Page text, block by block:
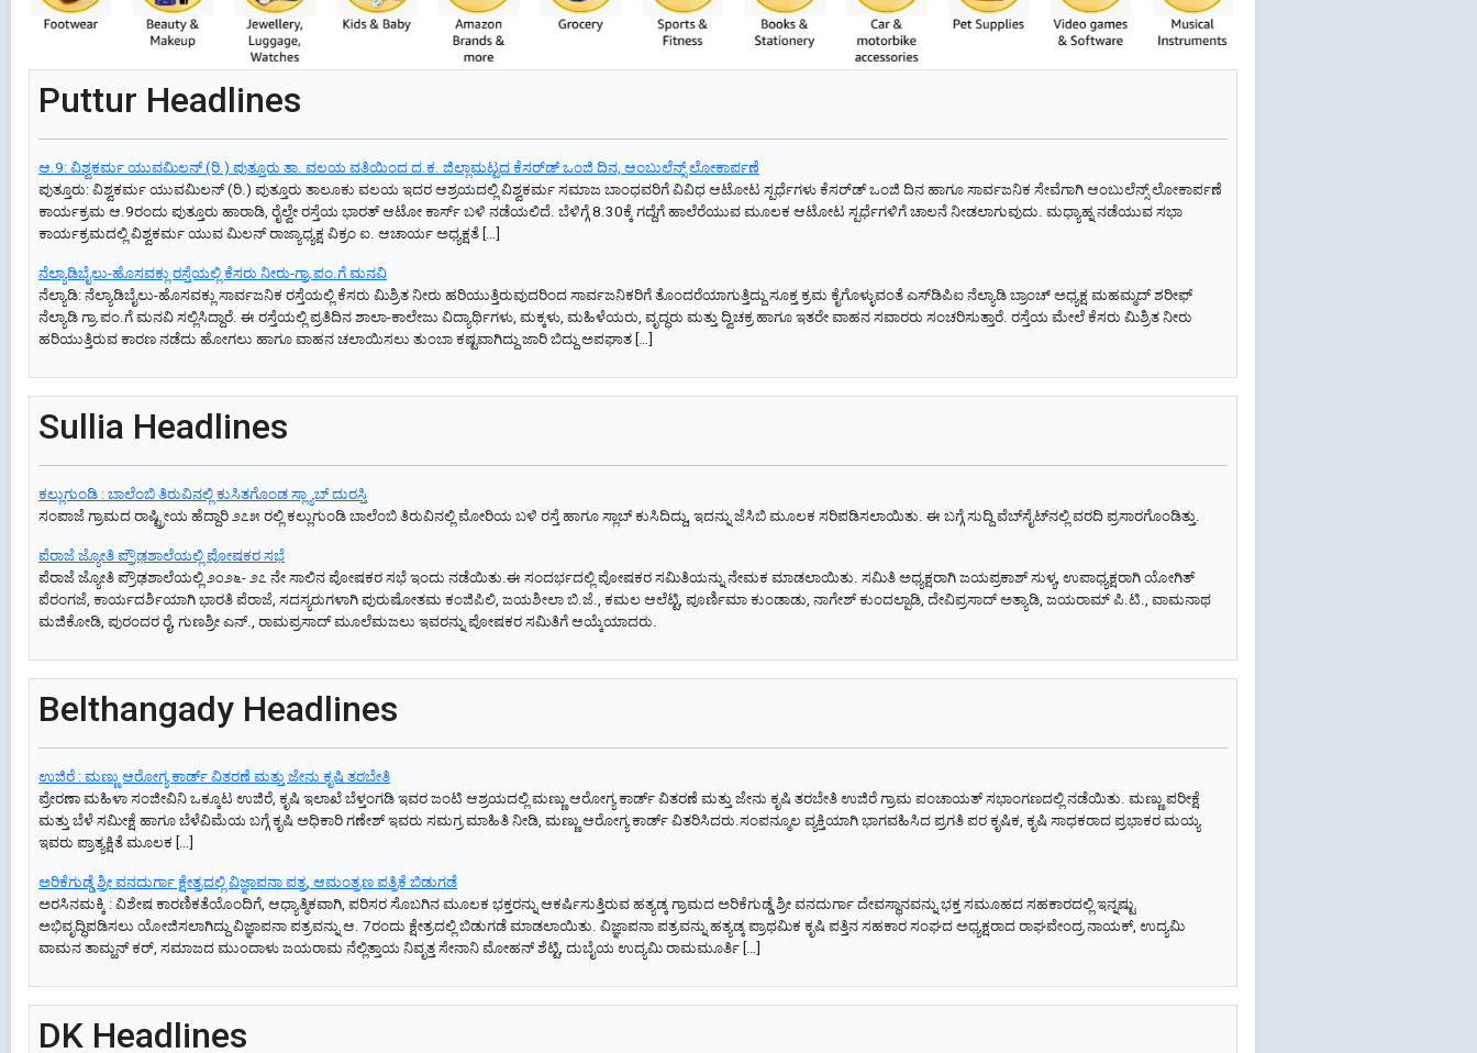
Puttur Headlines
ಆ.9: ವಿಶ್ವಕರ್ಮ ಯುವಮಿಲನ್‌ (ರಿ.) ಪುತ್ತೂರು ತಾ. ವಲಯ ವತಿಯಿಂದ ದ.ಕ. ಜಿಲ್ಲಾಮಟ್ಟದ ಕೆಸರ್‌ಡ್‌ ಒಂಜಿ ದಿನ, ಆಂಬುಲೆನ್ಸ್‌ ಲೋಕಾರ್ಪಣೆ
ಪುತ್ತೂರು: ವಿಶ್ವಕರ್ಮ ಯುವಮಿಲನ್‌ (ರಿ.) ಪುತ್ತೂರು ತಾಲೂಕು ವಲಯ ಇದರ ಆಶ್ರಯದಲ್ಲಿ ವಿಶ್ವಕರ್ಮ ಸಮಾಜ ಬಾಂಧವರಿಗೆ ವಿವಿಧ ಆಟೋಟ ಸ್ಪರ್ಧೆಗಳು ಕೆಸರ್‌ಡ್‌ ಒಂಜಿ ದಿನ ಹಾಗೂ ಸಾರ್ವಜನಿಕ ಸೇವೆಗಾಗಿ ಆಂಬುಲೆನ್ಸ್‌ ಲೋಕಾರ್ಪಣೆ
ಕಾರ್ಯಕ್ರಮ ಆ.9ರಂದು ಪುತ್ತೂರು ಹಾರಾಡಿ, ರೈಲ್ವೇ ರಸ್ತೆಯ ಭಾರತ್‌ ಆಟೋ ಕಾರ್ಸ್‌ ಬಳಿ ನಡೆಯಲಿದೆ. ಬೆಳಿಗ್ಗೆ 8.30ಕ್ಕೆ ಗದ್ದೆಗೆ ಹಾಲೆರೆಯುವ ಮೂಲಕ ಆಟೋಟ ಸ್ಪರ್ಧೆಗಳಿಗೆ ಚಾಲನೆ ನೀಡಲಾಗುವುದು. ಮಧ್ಯಾಹ್ನ ನಡೆಯುವ ಸಭಾ
ಕಾರ್ಯಕ್ರಮದಲ್ಲಿ ವಿಶ್ವಕರ್ಮ ಯುವ ಮಿಲನ್‌ ರಾಜ್ಯಾಧ್ಯಕ್ಷ ವಿಕ್ರಂ ಐ. ಆಚಾರ್ಯ ಅಧ್ಯಕ್ಷತೆ […]
ನೆಲ್ಯಾಡಿಬೈಲು-ಹೊಸವಕ್ಲು ರಸ್ತೆಯಲ್ಲಿ ಕೆಸರು ನೀರು-ಗ್ರಾ.ಪಂ.ಗೆ ಮನವಿ
ನೆಲ್ಯಾಡಿ: ನೆಲ್ಯಾಡಿಬೈಲು-ಹೊಸವಕ್ಲು ಸಾರ್ವಜನಿಕ ರಸ್ತೆಯಲ್ಲಿ ಕೆಸರು ಮಿಶ್ರಿತ ನೀರು ಹರಿಯುತ್ತಿರುವುದರಿಂದ ಸಾರ್ವಜನಿಕರಿಗೆ ತೊಂದರೆಯಾಗುತ್ತಿದ್ದು ಸೂಕ್ತ ಕ್ರಮ ಕೈಗೊಳ್ಳುವಂತೆ ಎಸ್‌ಡಿಪಿಐ ನೆಲ್ಯಾಡಿ ಬ್ರಾಂಚ್ ಅಧ್ಯಕ್ಷ ಮಹಮ್ಮದ್ ಶರೀಫ್
ನೆಲ್ಯಾಡಿ ಗ್ರಾ.ಪಂ.ಗೆ ಮನವಿ ಸಲ್ಲಿಸಿದ್ದಾರೆ. ಈ ರಸ್ತೆಯಲ್ಲಿ ಪ್ರತಿದಿನ ಶಾಲಾ-ಕಾಲೇಜು ವಿದ್ಯಾರ್ಥಿಗಳು, ಮಕ್ಕಳು, ಮಹಿಳೆಯರು, ವೃದ್ಧರು ಮತ್ತು ದ್ವಿಚಕ್ರ ಹಾಗೂ ಇತರೇ ವಾಹನ ಸವಾರರು ಸಂಚರಿಸುತ್ತಾರೆ. ರಸ್ತೆಯ ಮೇಲೆ ಕೆಸರು ಮಿಶ್ರಿತ ನೀರು
ಹರಿಯುತ್ತಿರುವ ಕಾರಣ ನಡೆದು ಹೋಗಲು ಹಾಗೂ ವಾಹನ ಚಲಾಯಿಸಲು ತುಂಬಾ ಕಷ್ಟವಾಗಿದ್ದು ಜಾರಿ ಬಿದ್ದು ಅಪಘಾತ […]
Sullia Headlines
ಕಲ್ಲುಗುಂಡಿ : ಬಾಲೆಂಬಿ ತಿರುವಿನಲ್ಲಿ ಕುಸಿತಗೊಂಡ ಸ್ಲ್ಯಾಬ್ ದುರಸ್ತಿ
ಸಂಪಾಜೆ ಗ್ರಾಮದ ರಾಷ್ಟ್ರೀಯ ಹೆದ್ದಾರಿ ೨೭೫ ರಲ್ಲಿ ಕಲ್ಲುಗುಂಡಿ ಬಾಲೆಂಬಿ ತಿರುವಿನಲ್ಲಿ ಮೋರಿಯ ಬಳಿ ರಸ್ತೆ ಹಾಗೂ ಸ್ಲಾಬ್ ಕುಸಿದಿದ್ದು, ಇದನ್ನು ಜೆಸಿಬಿ ಮೂಲಕ ಸರಿಪಡಿಸಲಾಯಿತು. ಈ ಬಗ್ಗೆ ಸುದ್ದಿ ವೆಬ್‌ಸೈಟ್‌ನಲ್ಲಿ ವರದಿ ಪ್ರಸಾರಗೊಂಡಿತ್ತು.
ಪೆರಾಜೆ ಜ್ಯೋತಿ ಪ್ರೌಢಶಾಲೆಯಲ್ಲಿ ಪೋಷಕರ ಸಭೆ
ಪೆರಾಜೆ ಜ್ಯೋತಿ ಪ್ರೌಢಶಾಲೆಯಲ್ಲಿ ೨೦೨೬- ೨೭ ನೇ ಸಾಲಿನ ಪೋಷಕರ ಸಭೆ ಇಂದು ನಡೆಯಿತು.ಈ ಸಂದರ್ಭದಲ್ಲಿ ಪೋಷಕರ ಸಮಿತಿಯನ್ನು ನೇಮಕ ಮಾಡಲಾಯಿತು. ಸಮಿತಿ ಅಧ್ಯಕ್ಷರಾಗಿ ಜಯಪ್ರಕಾಶ್ ಸುಳ್ಯ, ಉಪಾಧ್ಯಕ್ಷರಾಗಿ ಯೋಗಿತ್
ಪೆರಂಗಜೆ, ಕಾರ್ಯದರ್ಶಿಯಾಗಿ ಭಾರತಿ ಪೆರಾಜೆ, ಸದಸ್ಯರುಗಳಾಗಿ ಪುರುಷೋತಮ ಕಂಜಿಪಿಲಿ, ಜಯಶೀಲಾ ಬಿ.ಜೆ., ಕಮಲ ಆಲೆಟ್ಟಿ, ಪೂರ್ಣಿಮಾ ಕುಂಡಾಡು, ನಾಗೇಶ್ ಕುಂದಲ್ಪಾಡಿ, ದೇವಿಪ್ರಸಾದ್ ಅತ್ಯಾಡಿ, ಜಯರಾಮ್ ಪಿ.ಟಿ., ವಾಮನಾಥ
ಮಜಿಕೋಡಿ, ಪುರಂದರ ರೈ, ಗುಣಶ್ರೀ ಎನ್., ರಾಮಪ್ರಸಾದ್ ಮೂಲೆಮಜಲು ಇವರನ್ನು ಪೋಷಕರ ಸಮಿತಿಗೆ ಆಯ್ಕೆಯಾದರು.
Belthangady Headlines
ಉಜಿರೆ : ಮಣ್ಣು ಆರೋಗ್ಯ ಕಾರ್ಡ್ ವಿತರಣೆ ಮತ್ತು ಜೇನು ಕೃಷಿ ತರಬೇತಿ
ಪ್ರೇರಣಾ ಮಹಿಳಾ ಸಂಜೀವಿನಿ ಒಕ್ಕೂಟ ಉಜಿರೆ, ಕೃಷಿ ಇಲಾಖೆ ಬೆಳ್ತಂಗಡಿ ಇವರ ಜಂಟಿ ಆಶ್ರಯದಲ್ಲಿ ಮಣ್ಣು ಆರೋಗ್ಯ ಕಾರ್ಡ್ ವಿತರಣೆ ಮತ್ತು ಜೇನು ಕೃಷಿ ತರಬೇತಿ ಉಜಿರೆ ಗ್ರಾಮ ಪಂಚಾಯತ್ ಸಭಾಂಗಣದಲ್ಲಿ ನಡೆಯಿತು. ಮಣ್ಣು ಪರೀಕ್ಷೆ
ಮತ್ತು ಬೆಳೆ ಸಮೀಕ್ಷೆ ಹಾಗೂ ಬೆಳೆವಿಮೆಯ ಬಗ್ಗೆ ಕೃಷಿ ಅಧಿಕಾರಿ ಗಣೇಶ್ ಇವರು ಸಮಗ್ರ ಮಾಹಿತಿ ನೀಡಿ, ಮಣ್ಣು ಆರೋಗ್ಯ ಕಾರ್ಡ್ ವಿತರಿಸಿದರು.ಸಂಪನ್ಮೂಲ ವ್ಯಕ್ತಿಯಾಗಿ ಭಾಗವಹಿಸಿದ ಪ್ರಗತಿ ಪರ ಕೃಷಿಕ, ಕೃಷಿ ಸಾಧಕರಾದ ಪ್ರಭಾಕರ ಮಯ್ಯ
ಇವರು ಪ್ರಾತ್ಯಕ್ಷಿತೆ ಮೂಲಕ […]
ಅರಿಕೆಗುಡ್ಡೆ ಶ್ರೀ ವನದುರ್ಗಾ ಕ್ಷೇತ್ರದಲ್ಲಿ ವಿಜ್ಞಾಪನಾ ಪತ್ರ, ಆಮಂತ್ರಣ ಪತ್ರಿಕೆ ಬಿಡುಗಡೆ
ಅರಸಿನಮಕ್ಕಿ : ವಿಶೇಷ ಕಾರಣಿಕತೆಯೊಂದಿಗೆ, ಆಧ್ಯಾತ್ಮಿಕವಾಗಿ, ಪರಿಸರ ಸೊಬಗಿನ ಮೂಲಕ ಭಕ್ತರನ್ನು ಆಕರ್ಷಿಸುತ್ತಿರುವ ಹತ್ಯಡ್ಕ ಗ್ರಾಮದ ಅರಿಕೆಗುಡ್ಡೆ ಶ್ರೀ ವನದುರ್ಗಾ ದೇವಸ್ಥಾನವನ್ನು ಭಕ್ತ ಸಮೂಹದ ಸಹಕಾರದಲ್ಲಿ ಇನ್ನಷ್ಟು
ಅಭಿವೃದ್ಧಿಪಡಿಸಲು ಯೋಜಿಸಲಾಗಿದ್ದು ವಿಜ್ಞಾಪನಾ ಪತ್ರವನ್ನು ಆ. 7ರಂದು ಕ್ಷೇತ್ರದಲ್ಲಿ ಬಿಡುಗಡೆ ಮಾಡಲಾಯಿತು. ವಿಜ್ಞಾಪನಾ ಪತ್ರವನ್ನು ಹತ್ಯಡ್ಕ ಪ್ರಾಥಮಿಕ ಕೃಷಿ ಪತ್ತಿನ ಸಹಕಾರ ಸಂಘದ ಅಧ್ಯಕ್ಷರಾದ ರಾಘವೇಂದ್ರ ನಾಯಕ್, ಉದ್ಯಮಿ
ವಾಮನ ತಾಮ್ಹನ್ ಕರ್, ಸಮಾಜದ ಮುಂದಾಳು ಜಯರಾಮ ನೆಲ್ಲಿತ್ತಾಯ ನಿವೃತ್ತ ಸೇನಾನಿ ಮೋಹನ್ ಶೆಟ್ಟಿ, ದುಬೈಯ ಉದ್ಯಮಿ ರಾಮಮೂರ್ತಿ […]
DK Headlines